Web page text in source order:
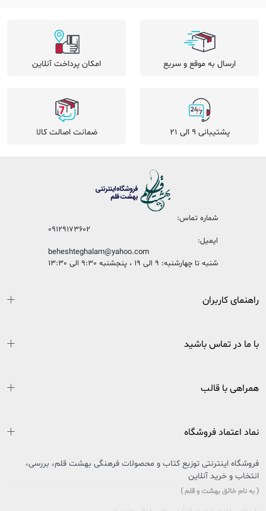
ارسال به موقع و سریع امکان پرداخت آنلاین
پشتیبانی 9 الی 21 ضمانت اصالت کالا
شماره تماس:
09129173602
ایمیل:
beheshteghalam@yahoo.com
شنبه تا چهارشنبه: 9 الی 19 ، پنجشنبه 9:30 الی 13:30
راهنمای کاربران
با ما در تماس باشید
همراهی با قالب
نماد اعتماد فروشگاه
فروشگاه اینترنتی توزیع کتاب و محصولات فرهنگی بهشت قلم، بررسی،
انتخاب و خرید آنلاین
( به نام خالق بهشت و قلم )